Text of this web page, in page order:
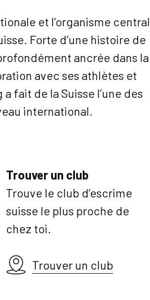
et l’organisme central
Forte d’une histoire de
ancrée dans la
avec ses athlètes et
fait de la Suisse l’une des
international.
Trouver un club
Trouve le club d’escrime
suisse le plus proche de
chez toi.
Trouver un club